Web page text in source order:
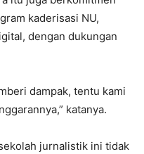
kaderisasi NU,
dengan dukungan
dampak, tentu kami
katanya.
jurnalistik ini tidak